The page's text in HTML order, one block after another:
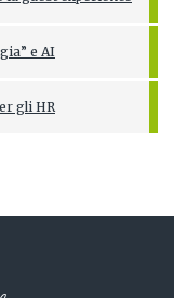
e AI
gli HR